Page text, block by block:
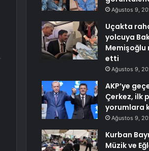
Ağustos 9,
Uçakta
yolcuya
Memişoğlu
etti
Ağustos 9,
AKP’ye
Çerkez, ilk
yorumlara
Ağustos 9,
Kurban
Müzik ve